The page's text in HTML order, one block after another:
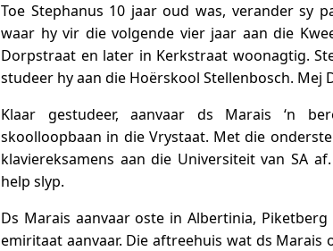
Toe Stephanus 10 jaar oud was, verander sy
waar hy vir die volgende vier jaar aan die
Dorpstraat en later in Kerkstraat woonagtig.
studeer hy aan die Hoërskool Stellenbosch. Mej
Klaar gestudeer, aanvaar ds Marais ‘n
skoolloopbaan in die Vrystaat. Met die
klaviereksamens aan die Universiteit van SA
help slyp.
Ds Marais aanvaar oste in Albertinia,
emiritaat aanvaar. Die aftreehuis wat ds